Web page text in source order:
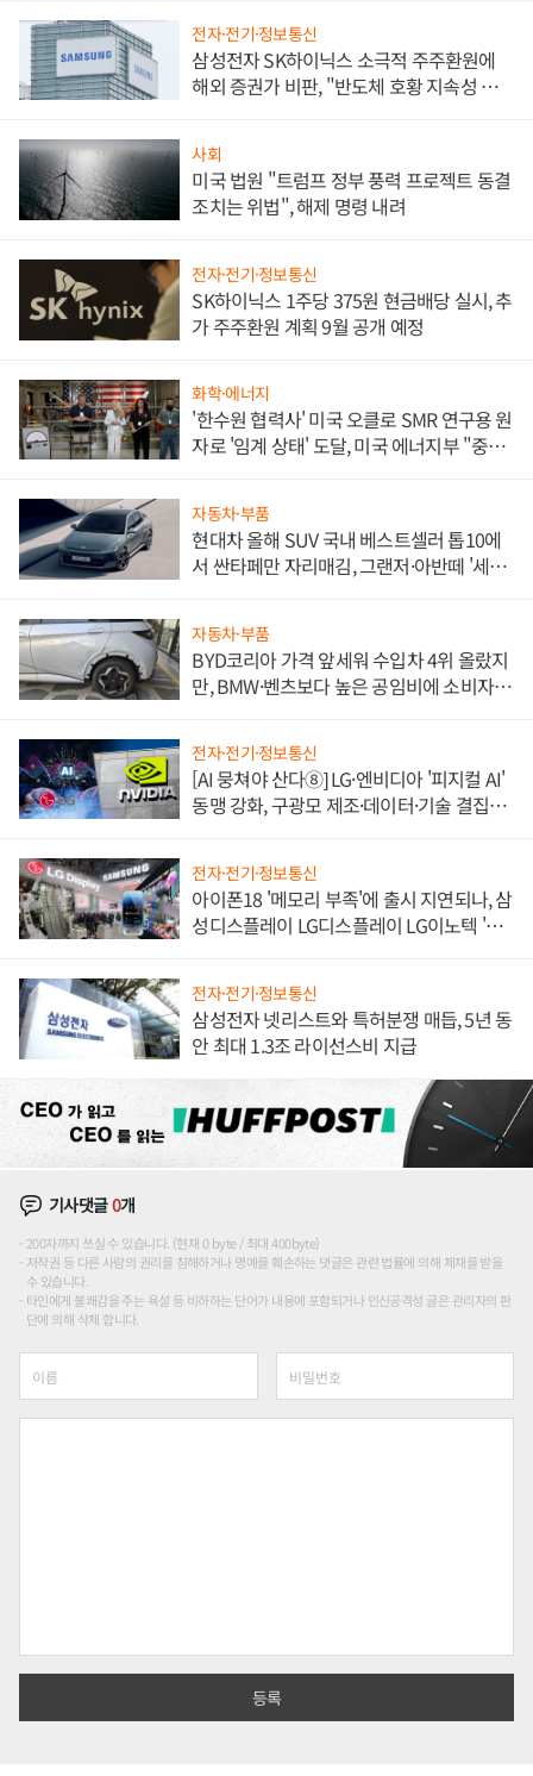
전자·전기·정보통신
삼성전자 SK하이닉스 소극적 주주환원에
해외 증권가 비판, "반도체 호황 지속성 의
사회
미국 법원 "트럼프 정부 풍력 프로젝트 동결
조치는 위법", 해제 명령 내려
전자·전기·정보통신
SK하이닉스 1주당 375원 현금배당 실시, 추
가 주주환원 계획 9월 공개 예정
화학·에너지
'한수원 협력사' 미국 오클로 SMR 연구용 원
자로 '임계 상태' 도달, 미국 에너지부 "중요
자동차·부품
현대차 올해 SUV 국내 베스트셀러 톱10에
서 싼타페만 자리매김, 그랜저·아반떼 '세단
자동차·부품
BYD코리아 가격 앞세워 수입차 4위 올랐지
만, BMW·벤츠보다 높은 공임비에 소비자
전자·전기·정보통신
[AI 뭉쳐야 산다⑧] LG·엔비디아 '피지컬 AI'
동맹 강화, 구광모 제조·데이터·기술 결집
전자·전기·정보통신
아이폰18 '메모리 부족'에 출시 지연되나, 삼
성디스플레이 LG디스플레이 LG이노텍 '탈
전자·전기·정보통신
삼성전자 넷리스트와 특허분쟁 매듭, 5년 동
안 최대 1.3조 라이선스비 지급
기사댓글0개
200자까지 쓰실 수 있습니다. (현재 0 byte / 최대 400byte)
저작권 등 다른 사람의 권리를 침해하거나 명예를 훼손하는 댓글은 관련 법률에 의해 제재를 받을
수 있습니다.
타인에게 불쾌감을 주는 욕설 등 비하하는 단어가 내용에 포함되거나 인신공격성 글은 관리자의 판
단에 의해 삭제 합니다.